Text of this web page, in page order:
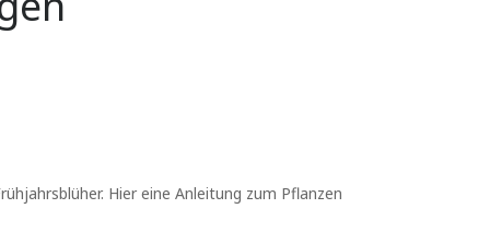
Hier eine Anleitung zum Pflanzen